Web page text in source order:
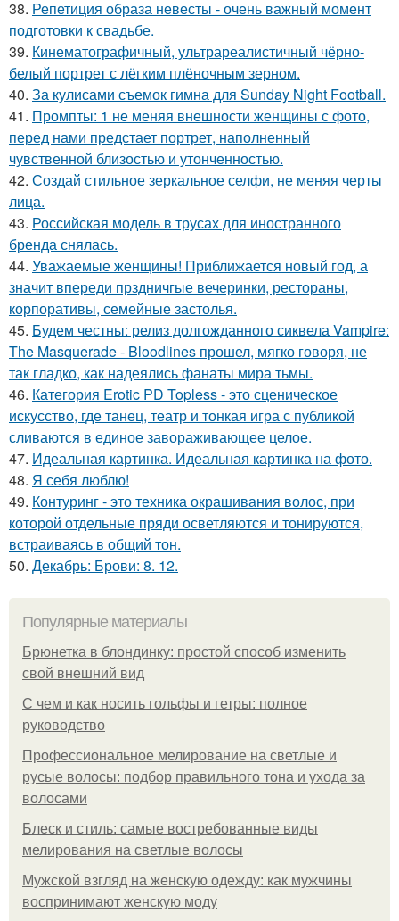
38. Репетиция образа невесты - очень важный момент
подготовки к свадьбе.
39. Кинематографичный, ультрареалистичный чёрно-
белый портрет с лёгким плёночным зерном.
40. За кулисами съемок гимна для Sunday Night Football.
41. Промпты: 1 не меняя внешности женщины с фото,
перед нами предстает портрет, наполненный
чувственной близостью и утонченностью.
42. Создай стильное зеркальное селфи, не меняя черты
лица.
43. Российская модель в трусах для иностранного
бренда снялась.
44. Уважаемые женщины! Приближается новый год, а
значит впереди прздничгые вечеринки, рестораны,
корпоративы, семейные застолья.
45. Будем честны: релиз долгожданного сиквела Vampire:
The Masquerade - Bloodlines прошел, мягко говоря, не
так гладко, как надеялись фанаты мира тьмы.
46. Категория Erotic PD Topless - это сценическое
искусство, где танец, театр и тонкая игра с публикой
сливаются в единое завораживающее целое.
47. Идеальная картинка. Идеальная картинка на фото.
48. Я себя люблю!
49. Контуринг - это техника окрашивания волос, при
которой отдельные пряди осветляются и тонируются,
встраиваясь в общий тон.
50. Декабрь: Брови: 8. 12.
Популярные материалы
Брюнетка в блондинку: простой способ изменить
свой внешний вид
С чем и как носить гольфы и гетры: полное
руководство
Профессиональное мелирование на светлые и
русые волосы: подбор правильного тона и ухода за
волосами
Блеск и стиль: самые востребованные виды
мелирования на светлые волосы
Мужской взгляд на женскую одежду: как мужчины
воспринимают женскую моду